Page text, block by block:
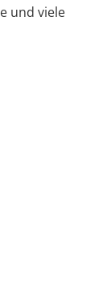
und viele